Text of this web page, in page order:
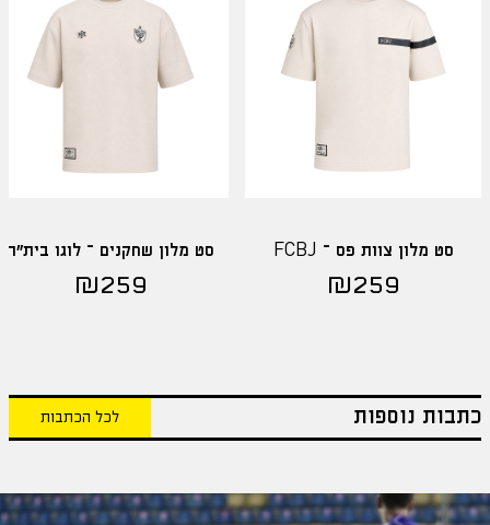
סט מלון צוות פס – FCBJ
₪259
סט מלון שחקנים – לוגו בית"ר
₪259
כתבות נוספות לכל הכתבות